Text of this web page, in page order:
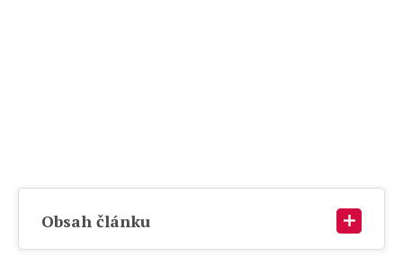
Obsah článku